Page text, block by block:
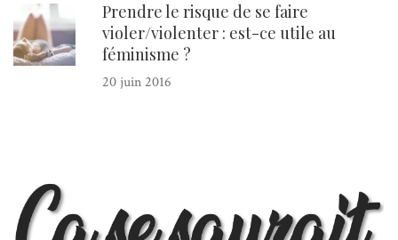
Prendre le risque de se faire
violer/violenter : est-ce utile au
féminisme ?
20 juin 2016